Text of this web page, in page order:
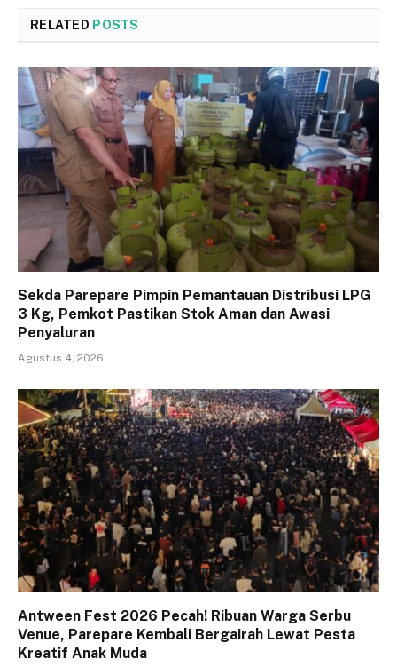
RELATED POSTS
Sekda Parepare Pimpin Pemantauan Distribusi LPG
3 Kg, Pemkot Pastikan Stok Aman dan Awasi
Penyaluran
Agustus 4, 2026
Antween Fest 2026 Pecah! Ribuan Warga Serbu
Venue, Parepare Kembali Bergairah Lewat Pesta
Kreatif Anak Muda